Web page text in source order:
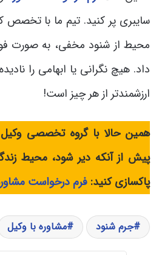
سایبری پر کنید. تیم ما با
محیط از شنود مخفی، به صورت
داد. هیچ نگرانی یا ابهامی را
ارزشمندتر از هر چیز است!
همین حالا با گروه تخصصی
پیش از آنکه دیر شود، محیط
پاکسازی کنید: فرم درخواست
جرم شنود مشاوره با وکیل